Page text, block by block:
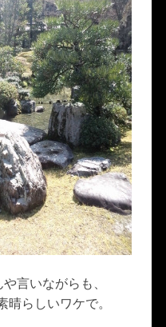
言いながらも、
らしいワケで。